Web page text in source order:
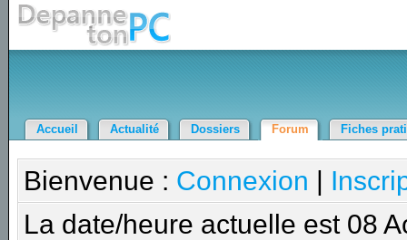
Accueil Actualité Dossiers Forum Fiches
Bienvenue : Connexion |
La date/heure actuelle est 08